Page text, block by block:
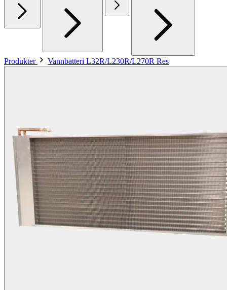
Produkter Vannbatteri L32R/L230R/L270R Res